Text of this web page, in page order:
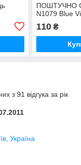
ПОШТУЧНО
N1079 Blue
110₴
з 91 відгука за рік
Україна